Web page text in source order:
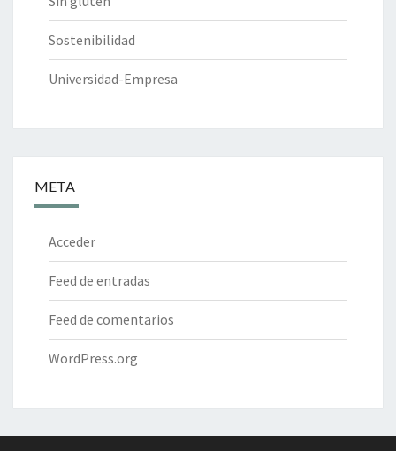
Sostenibilidad
Universidad-Empresa
META
Acceder
Feed de entradas
Feed de comentarios
WordPress.org